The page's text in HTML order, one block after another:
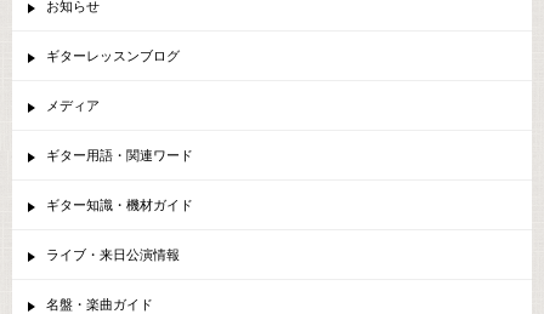
お知らせ
ギターレッスンブログ
メディア
ギター用語・関連ワード
ギター知識・機材ガイド
ライブ・来日公演情報
名盤・楽曲ガイド